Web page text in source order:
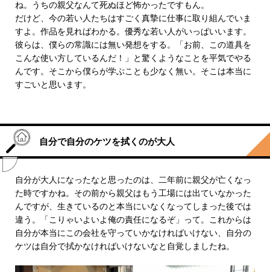
ね。うちの親父なんて死ぬほど怖かったですもん。
だけど、今の若い人たちはすごく真摯に仕事に取り組んでいま
すよ。作品を見ればわかる。優秀な若い人がいっぱいいます。
彼らは、僕らの常識には無い発想をする。「お前、この道具を
こんな使い方しているんだ！」と驚くようなことを平気でやる
んです。そこから僕らが学ぶことも少なく無い。そこは本当に
すごいと思います。
自分で自分のケツを拭くのが大人
自分が大人になったなと思ったのは、二年前に親父が亡くなっ
た時ですかね。その前から親父はもう工場には出ていなかった
んですが、生きているのと本当にいなくなってしまった後では
違う。「こりゃいよいよ俺の責任になるぞ」って。これからは
自分が本当にこの会社を守っていかなければいけない、自分の
ケツは自分で拭かなければいけないなと自覚しましたね。